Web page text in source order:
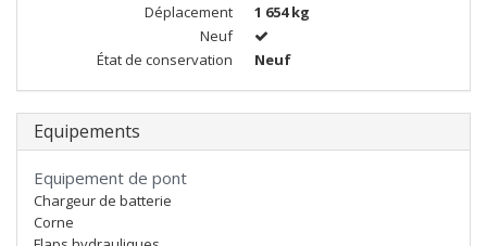
Déplacement
1 654 kg
Neuf
État de conservation
Neuf
Equipements
Equipement de pont
Chargeur de batterie
Corne